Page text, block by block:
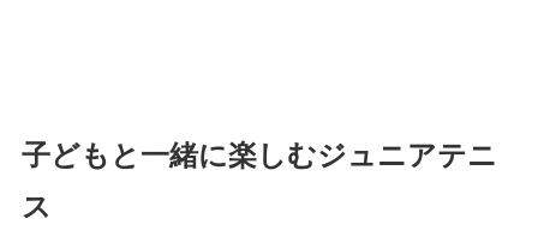
子どもと一緒に楽しむジュニアテニ
ス